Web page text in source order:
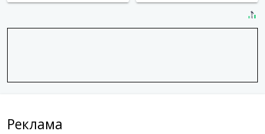
Реклама